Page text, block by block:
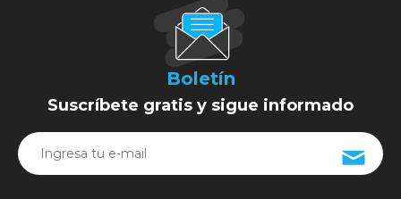
Boletín
Suscríbete gratis y sigue informado